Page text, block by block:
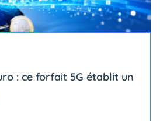
: ce forfait 5G établit un